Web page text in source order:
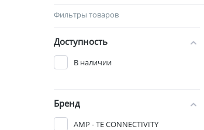
Фильтры товаров
Доступность
В наличии
Бренд
AMP - TE CONNECTIVITY